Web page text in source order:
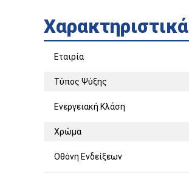
Χαρακτηριστικά
Εταιρία
Τύπος Ψύξης
Ενεργειακή Κλάση
Χρώμα
Οθόνη Ενδείξεων